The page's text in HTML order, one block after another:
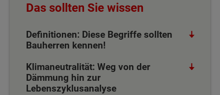
Das sollten Sie wissen
Definitionen: Diese Begriffe sollten
Bauherren kennen!
Klimaneutralität: Weg von der
Dämmung hin zur
Lebenszyklusanalyse